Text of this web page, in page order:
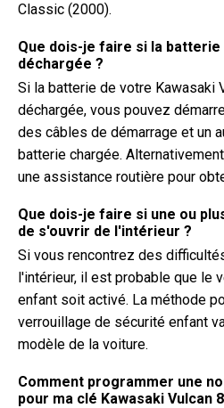
Classic (2000).
Que dois-je faire si la batterie
déchargée ?
Si la batterie de votre Kawasaki
déchargée, vous pouvez
des câbles de démarrage et un
batterie chargée.
une assistance routière pour
Que dois-je faire si une ou
de s'ouvrir de l'intérieur ?
Si vous rencontrez des
l'intérieur, il est probable que le
enfant soit activé. La méthode
verrouillage de sécurité enfant
modèle de la voiture.
Comment programmer une
pour ma clé Kawasaki Vulcan